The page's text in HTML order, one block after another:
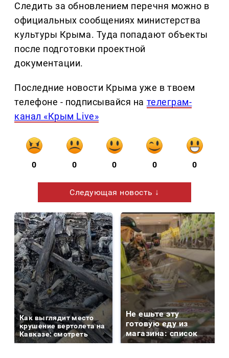
Следить за обновлением перечня можно в
официальных сообщениях министерства
культуры Крыма. Туда попадают объекты
после подготовки проектной
документации.
Последние новости Крыма уже в твоем
телефоне - подписывайся на телеграм-
канал «Крым Live»
0 0 0 0 0
Следующая новость ↓
Как выглядит место
крушение вертолета на
Кавказе: смотреть
Не ешьте эту
готовую еду из
магазина: список